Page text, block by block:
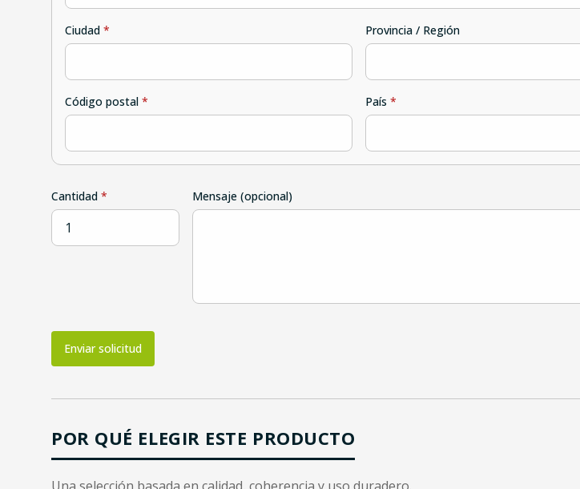
Ciudad * Provincia / Región
Código postal * País *
Cantidad * Mensaje (opcional)
Enviar solicitud
POR QUÉ ELEGIR ESTE PRODUCTO